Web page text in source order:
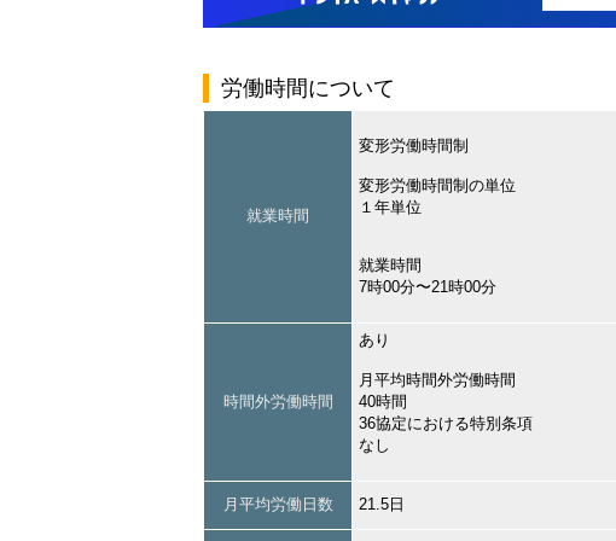
労働時間について
就業時間
変形労働時間制
変形労働時間制の単位
１年単位
就業時間
7時00分〜21時00分
時間外労働時間
あり
月平均時間外労働時間
40時間
36協定における特別条項
なし
月平均労働日数 21.5日